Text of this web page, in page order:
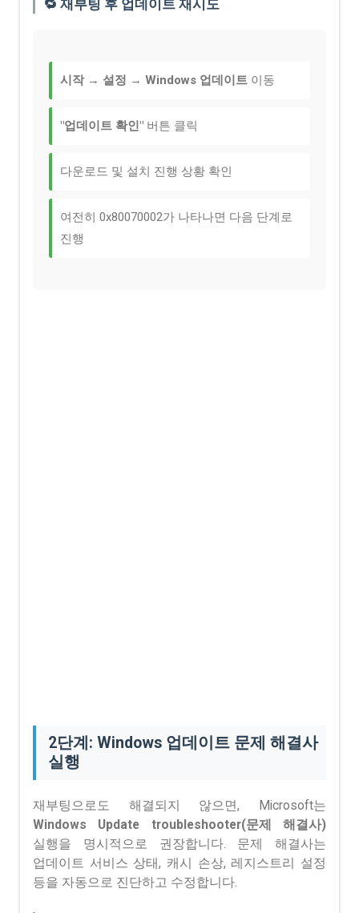
🔁 재부팅 후 업데이트 재시도
시작→ 설정 → Windows 업데이트 이동
"업데이트 확인" 버튼 클릭
다운로드 및 설치 진행 상황 확인
여전히 0x80070002가 나타나면 다음 단계로
진행
2단계: Windows 업데이트 문제 해결사
실행
재부팅으로도 해결되지 않으면, Microsoft는
Windows Update troubleshooter(문제 해결사)
실행을 명시적으로 권장합니다. 문제 해결사는
업데이트 서비스 상태, 캐시 손상, 레지스트리 설정
등을 자동으로 진단하고 수정합니다.